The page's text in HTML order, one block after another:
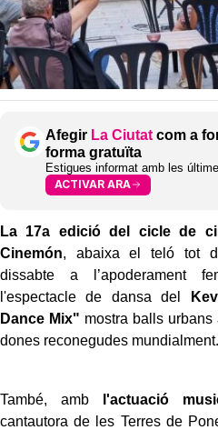
Afegir La Ciutat com a
forma gratuïta
Estigues informat amb les
ACTIVAR ARA
La 17a edició del cicle de
Cinemón, abaixa el teló tot
dissabte a l’apoderament
l'espectacle de dansa del
Dance Mix" mostra balls
dones reconegudes mundialment.
També, amb l'actuació
cantautora de les Terres de